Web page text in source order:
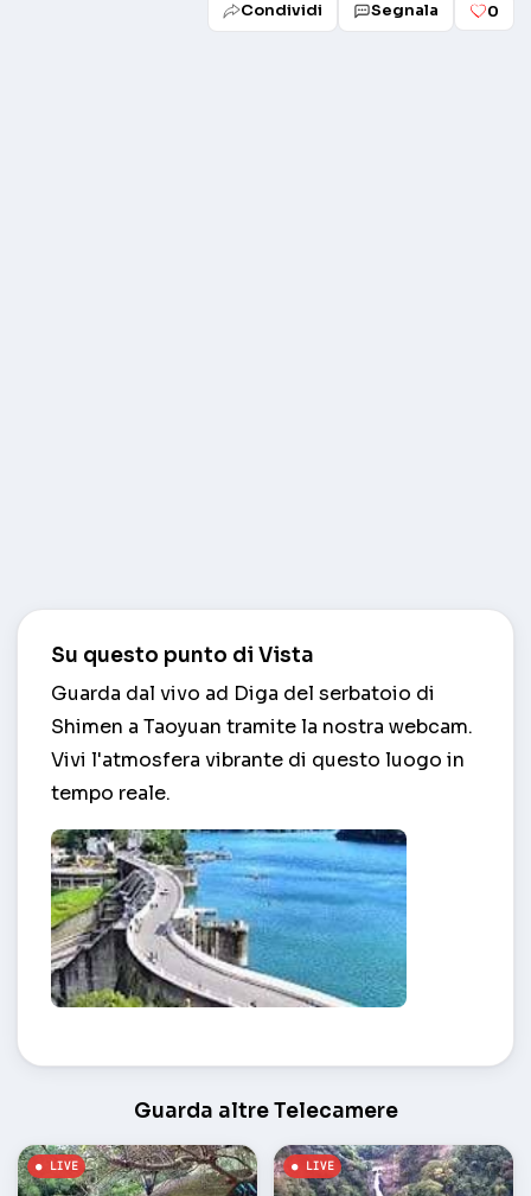
Condividi Segnala 0
Su questo punto di Vista
Guarda dal vivo ad Diga del serbatoio di
Shimen a Taoyuan tramite la nostra webcam.
Vivi l'atmosfera vibrante di questo luogo in
tempo reale.
Guarda altre Telecamere